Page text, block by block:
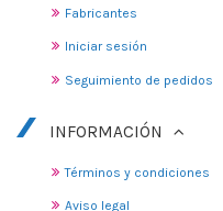
Fabricantes
Iniciar sesión
Seguimiento de pedidos
INFORMACIÓN
Términos y condiciones
Aviso legal